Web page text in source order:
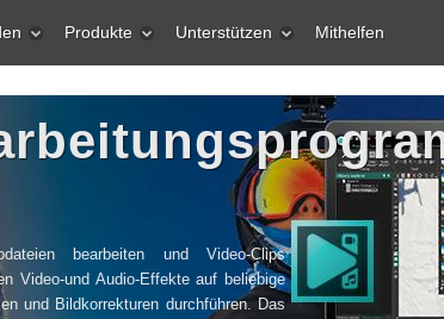
Produkte Unterstützen Mithelfen
bearbeiten und Video-Clips
Video-und Audio-Effekte auf beliebige
und Bildkorrekturen durchführen. Das